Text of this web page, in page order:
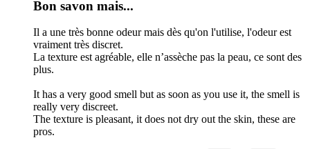
Bon savon mais...
Il a une très bonne odeur mais dès qu'on l'utilise, l'odeur est
vraiment très discret.
La texture est agréable, elle n’assèche pas la peau, ce sont des
plus.
It has a very good smell but as soon as you use it, the smell is
really very discreet.
The texture is pleasant, it does not dry out the skin, these are
pros.